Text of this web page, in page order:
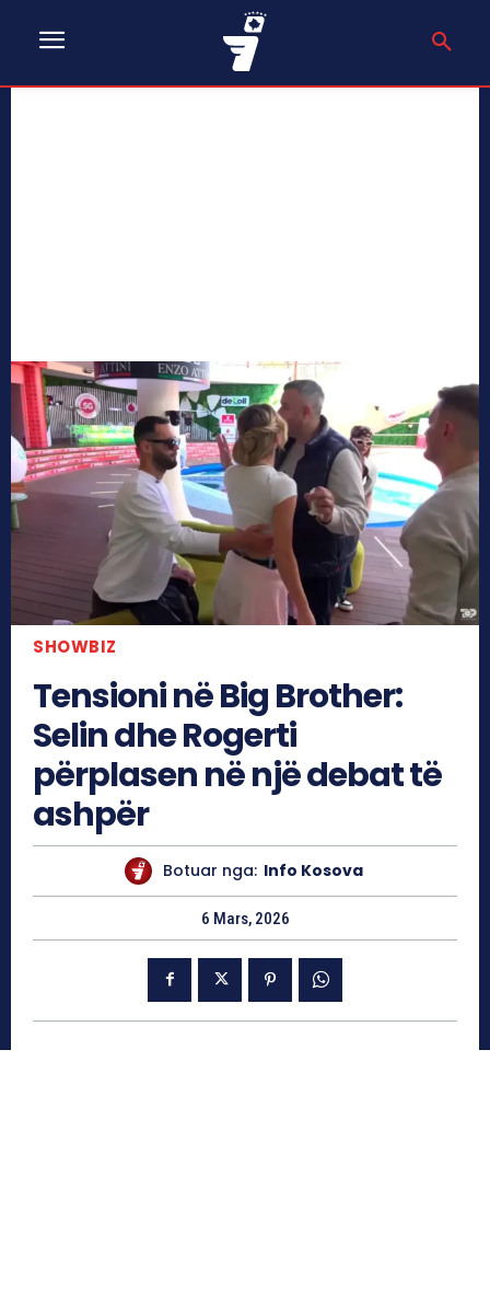
SHOWBIZ
Tensioni në Big Brother:
Selin dhe Rogerti
përplasen në një debat të
ashpër
Botuar nga: Info Kosova
6 Mars, 2026